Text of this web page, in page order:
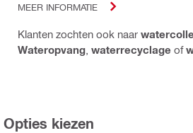
MEER INFORMATIE
Klanten zochten ook naar
Wateropvang waterrecyclage of
Opties kiezen